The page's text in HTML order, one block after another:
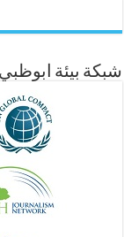
شبكة بيئة